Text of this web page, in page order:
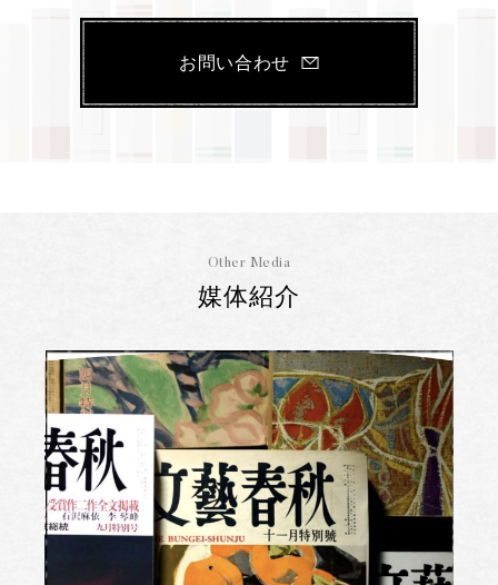
お問い合わせ
Other Media
媒体紹介